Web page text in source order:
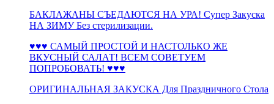
БАКЛАЖАНЫ СЪЕДАЮТСЯ НА УРА! Супер Закуска
НА ЗИМУ Без стерилизации.
♥♥♥ САМЫЙ ПРОСТОЙ И НАСТОЛЬКО ЖЕ
ВКУСНЫЙ САЛАТ! ВСЕМ СОВЕТУЕМ
ПОПРОБОВАТЬ! ♥♥♥
ОРИГИНАЛЬНАЯ ЗАКУСКА Для Праздничного Стола